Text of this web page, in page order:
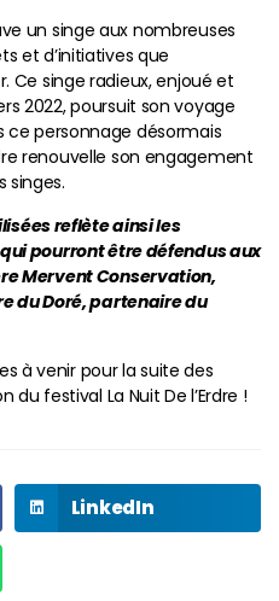
un singe aux nombreuses
et d’initiatives que
Ce singe radieux, enjoué et
2022, poursuit son voyage
ce personnage désormais
renouvelle son engagement
singes.
reflète ainsi les
pourront être défendus aux
Mervent Conservation,
du Doré, partenaire du
à venir pour la suite des
festival La Nuit De l’Erdre !
LinkedIn